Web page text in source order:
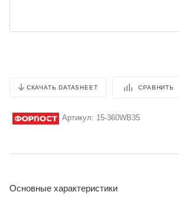
СКАЧАТЬ DATASHEET СРАВНИТЬ
Артикул: 15-360WB35
Основные характеристики